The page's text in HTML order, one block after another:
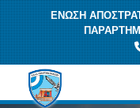
ΕΝΩΣΗ